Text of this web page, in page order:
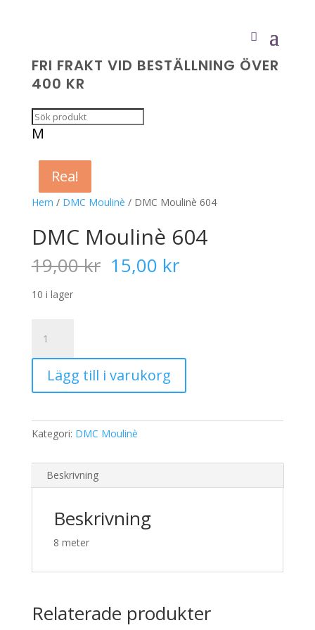
FRI FRAKT VID BESTÄLLNING ÖVER
400 KR
M
Hem / DMC Moulinè / DMC Moulinè 604
Rea!
DMC Moulinè 604
19,00kr Det
ursprungliga
15,00 krDet
10 i lager
Moulinè
604
mängdLägg till i varukorg
Kategori: DMC Moulinè
Beskrivning
Beskrivning
8 meter
Relaterade produkter
Rea!
Rea!
Rea!